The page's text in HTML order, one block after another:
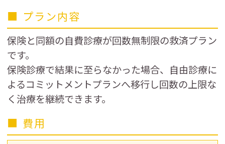
■ プラン内容
保険と同額の自費診療が回数無制限の救済プラン
です。
保険診療で結果に至らなかった場合、自由診療に
よるコミットメントプランへ移行し回数の上限な
く治療を継続できます。
■ 費用